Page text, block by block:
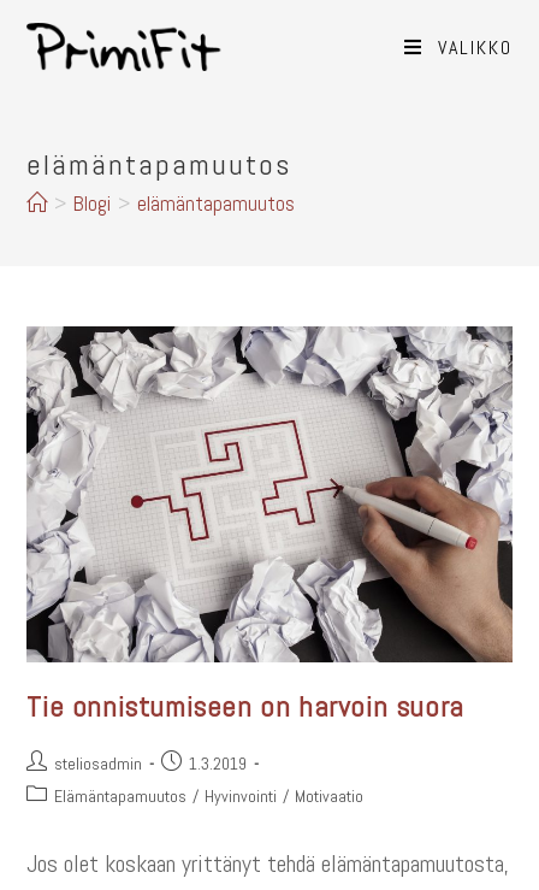
VALIKKO
elämäntapamuutos
> Blogi > elämäntapamuutos
Tie onnistumiseen on harvoin suora
steliosadmin
1.3.2019
Elämäntapamuutos / Hyvinvointi / Motivaatio
Jos olet koskaan yrittänyt tehdä elämäntapamuutosta,